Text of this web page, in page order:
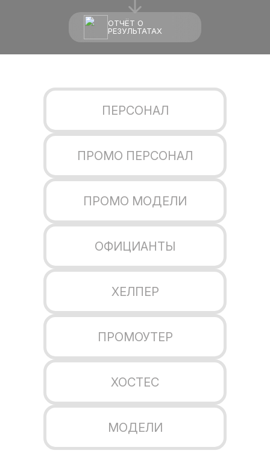
ОТЧЁТ О
РЕЗУЛЬТАТАХ
ПЕРСОНАЛ
ПРОМО ПЕРСОНАЛ
ПРОМО МОДЕЛИ
ОФИЦИАНТЫ
ХЕЛПЕР
ПРОМОУТЕР
ХОСТЕС
МОДЕЛИ